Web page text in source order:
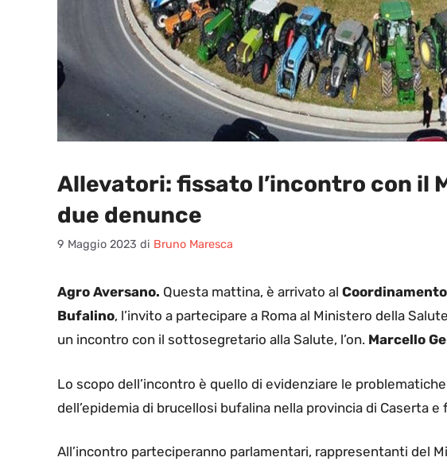
Allevatori: fissato l’incontro con il
due denunce
9 Maggio 2023 di Bruno Maresca
Agro Aversano. Questa mattina, è arrivato al Coordinamento
Bufalino, l’invito a partecipare a Roma al Ministero della
un incontro con il sottosegretario alla Salute, l’on. Marcello
Lo scopo dell’incontro è quello di evidenziare le
dell’epidemia di brucellosi bufalina nella provincia di Caserta
All’incontro parteciperanno parlamentari, rappresentanti del